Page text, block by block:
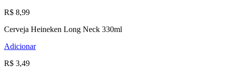
R$ 8,99
Cerveja Heineken Long Neck 330ml
Adicionar
R$ 3,49